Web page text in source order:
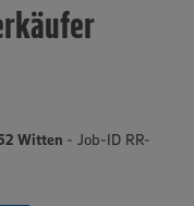
Witten - Job-ID RR-